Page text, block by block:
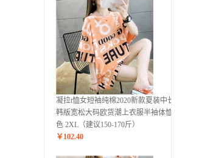
凝拉t恤女短袖纯棉2020新款夏装中长款
韩版宽松大码欧货潮上衣服半袖体恤 桔
色 2XL（建议150-170斤）
￥ 102.40